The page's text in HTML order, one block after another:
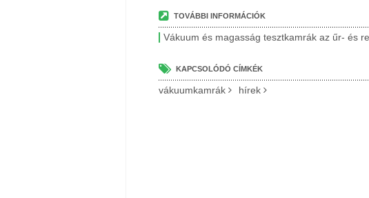
TOVÁBBI INFORMÁCIÓK
Vákuum és magasság tesztkamrák az űr- és
KAPCSOLÓDÓ CÍMKÉK
vákuumkamrák hírek